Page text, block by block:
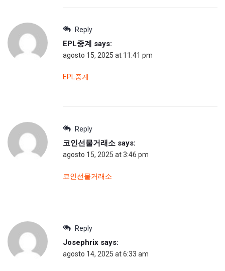
Reply
EPL중계 says:
agosto 15, 2025 at 11:41 pm
EPL중계
Reply
코인선물거래소 says:
agosto 15, 2025 at 3:46 pm
코인선물거래소
Reply
Josephrix says:
agosto 14, 2025 at 6:33 am